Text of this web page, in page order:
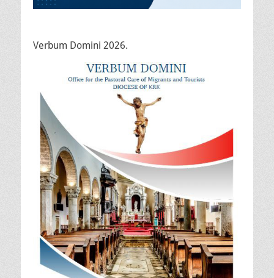
Verbum Domini 2026.